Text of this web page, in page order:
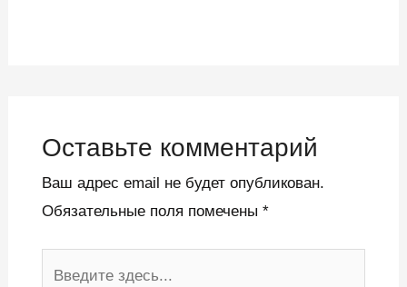
Оставьте комментарий
Ваш адрес email не будет опубликован.
Обязательные поля помечены *